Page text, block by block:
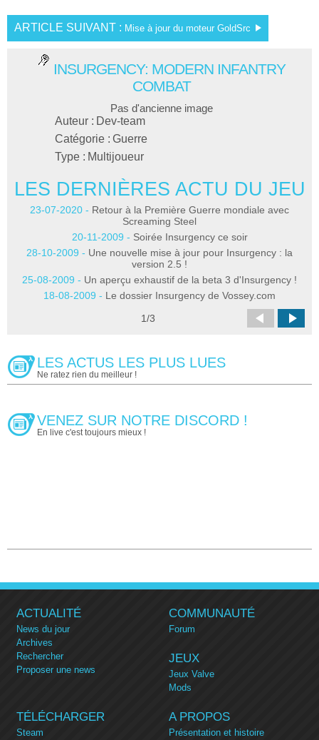
ARTICLE SUIVANT : Mise à jour du moteur GoldSrc
INSURGENCY: MODERN INFANTRY
COMBAT
Pas d'ancienne image
Auteur : Dev-team
Catégorie : Guerre
Type : Multijoueur
LES DERNIÈRES ACTU DU JEU
23-07-2020 - Retour à la Première Guerre mondiale avec
Screaming Steel
20-11-2009 - Soirée Insurgency ce soir
28-10-2009 - Une nouvelle mise à jour pour Insurgency : la
version 2.5 !
25-08-2009 - Un aperçu exhaustif de la beta 3 d'Insurgency !
18-08-2009 - Le dossier Insurgency de Vossey.com
1/3
LES ACTUS LES PLUS LUES
Ne ratez rien du meilleur !
VENEZ SUR NOTRE DISCORD !
En live c'est toujours mieux !
ACTUALITÉ
News du jour
Archives
Rechercher
Proposer une news
COMMUNAUTÉ
Forum
JEUX
Jeux Valve
Mods
TÉLÉCHARGER
Steam
A PROPOS
Présentation et histoire